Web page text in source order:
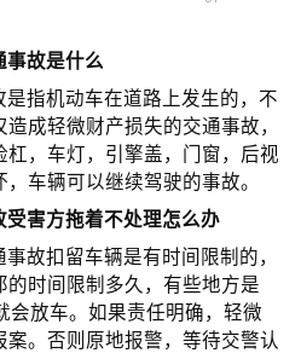
事故是什么
是指机动车在道路上发生的，不
成轻微财产损失的交通事故，
杠，车灯，引擎盖，门窗，后视
车辆可以继续驾驶的事故。
受害方拖着不处理怎么办
故扣留车辆是有时间限制的，
的时间限制多久，有些地方是
会放车。如果责任明确，轻微
案。否则原地报警，等待交警认